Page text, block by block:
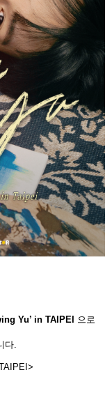
Yu’ in TAIPEI 으로
다.